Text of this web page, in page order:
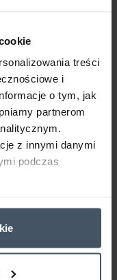
treści
i
o tym, jak
partnerom
z innymi danymi
podczas